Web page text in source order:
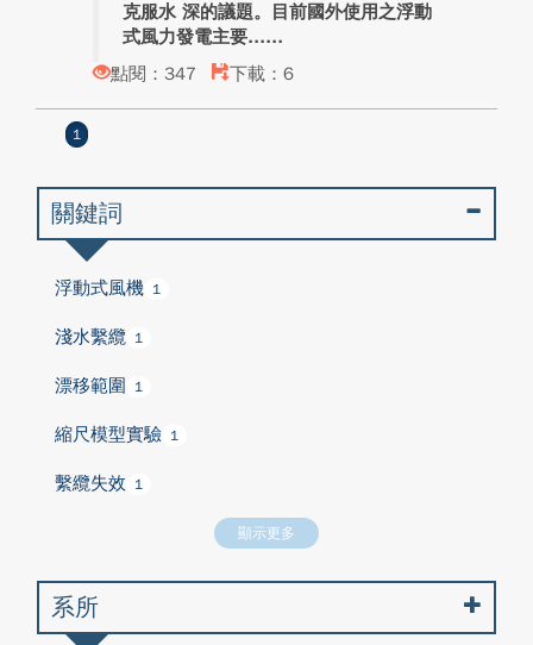
克服水 深的議題。目前國外使用之浮動
式風力發電主要...
點閱：347
下載：6
1
關鍵詞
浮動式風機 1
淺水繫纜 1
漂移範圍 1
縮尺模型實驗 1
繫纜失效 1
顯示更多
系所